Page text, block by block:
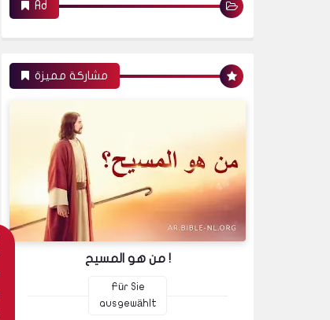
Ad
مشاركة مميزة
من هو المسيح !
Für Sie
ausgewählt